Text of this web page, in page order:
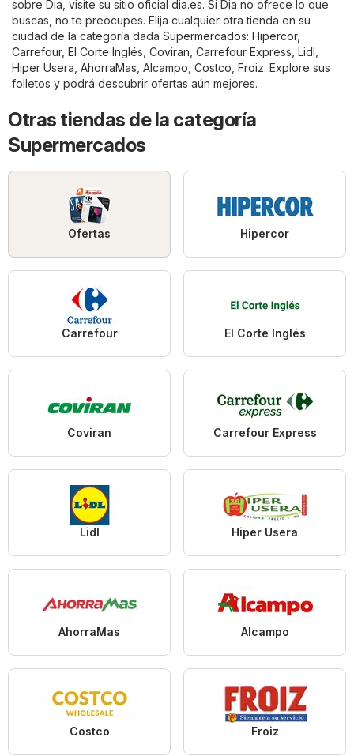
sobre Dia, visite su sitio oficial dia.es. Si Dia no ofrece lo que
buscas, no te preocupes. Elija cualquier otra tienda en su
ciudad de la categoría dada Supermercados: Hipercor,
Carrefour, El Corte Inglés Coviran Carrefour Express Lidl
Hiper Usera AhorraMas Alcampo Costco Froiz. Explore sus
folletos y podrá descubrir ofertas aún mejores.
Otras tiendas de la categoría
Supermercados
Ofertas Hipercor
Carrefour El Corte Inglés
Coviran Carrefour Express
Lidl Hiper Usera
AhorraMas Alcampo
Costco Froiz